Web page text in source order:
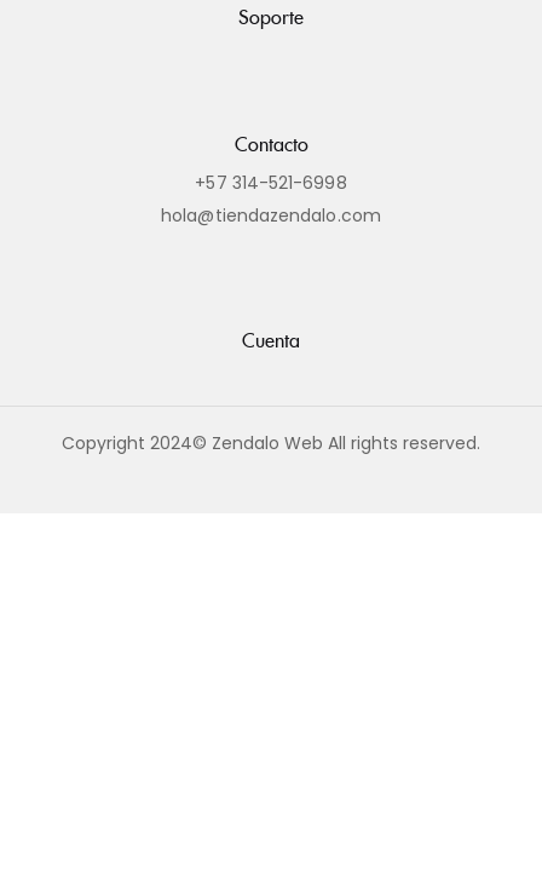
Soporte
Contacto
+57 314-521-6998
hola@tiendazendalo.com
Cuenta
Copyright 2024© Zendalo Web All rights reserved.